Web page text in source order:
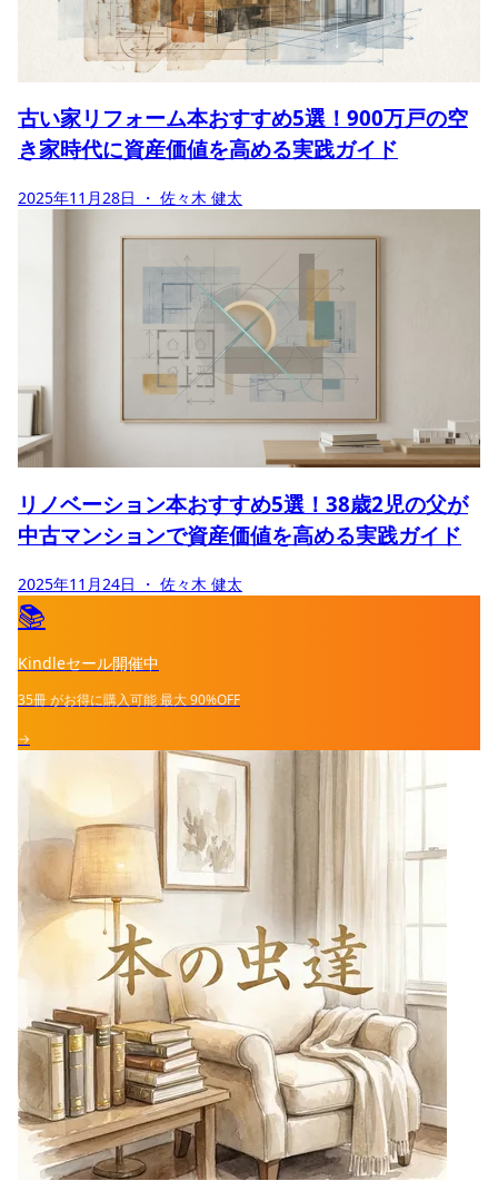
古い家リフォーム本おすすめ5選！900万戸の空
き家時代に資産価値を高める実践ガイド
2025年11月28日 ・ 佐々木 健太
リノベーション本おすすめ5選！38歳2児の父が
中古マンションで資産価値を高める実践ガイド
2025年11月24日 ・ 佐々木 健太
📚
Kindleセール開催中
35冊がお得に購入可能最大90%OFF
→